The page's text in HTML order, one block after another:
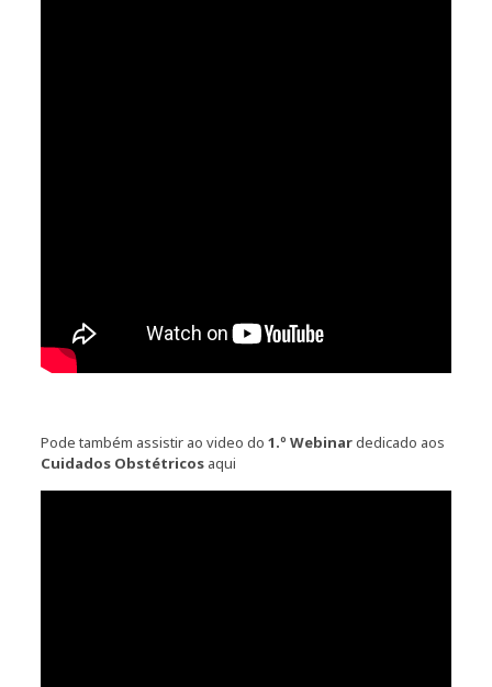
Pode também assistir ao video do 1.º Webinardedicado aos
Cuidados Obstétricos aqui